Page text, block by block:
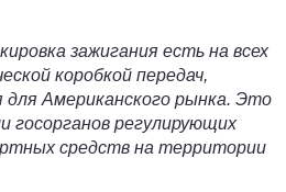
зажигания есть на всех
коробкой передач,
Американского рынка. Это
госорганов регулирующих
средств на территории